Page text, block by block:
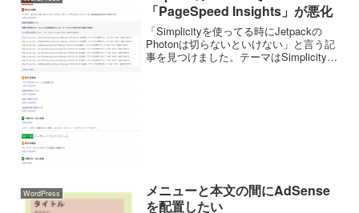
「PageSpeed Insights」が悪化
「Simplicityを使ってる時にJetpackの
Photonは切らないといけない」と言う記
事を見つけました。テーマはSimplicityを
WordPress
メニューと本文の間にAdSense
を配置したい